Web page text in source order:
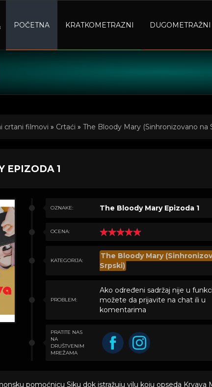
POČETNA KRATKOMETRAZNI DUGOMETRAŽNI
crtani filmovi » Crtaći » The Bloody Mary (Sinhronizovano na
EPIZODA 1
OZNAKE: The Bloody Mary Epizoda 1
OCENA:
KATEGORIJA:
The Bloody Mary
Srpski)
PROBLEM:
Ako određeni sadržaj nije u
možete da prijavite na chat ili u
komentarima
PRATITE NAS
NA
DRUŠTVENIM
MREŽAMA
pomoćnicu Siku dok istražuju vilu koju opseda Krvava